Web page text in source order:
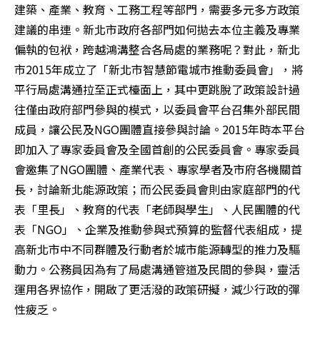
建築、產業、教育、工務工程等部門，需要多元多方政策
建議的串連。新北市政府各部門如何拋去本位主義及專業
偏執的包袱，跨越鴻溝整合各局處的業務呢？對此，新北
市2015年成立了「新北市智慧節電城市推動委員會」，將
平行局處溝通拉至正式檯面上，其中更跳脫了政策設計過
往僅由政府部門參與的模式，以委員會平台召集外部民間
成員，讓公民及NGO團體直接參與討論。2015年時本平台
即加入了專家委員會及全國首創的公民委員會。專家委員
會邀集了NGO團體、產業代表、專家學者及市府各機關首
長，討論新北能源政策；而公民委員會則由家庭部門的代
表「里長」、教育的代表「老師與學生」、人民團體的代
表「NGO」、企業及推動參與式預算的監督代表組成，提
高新北市中不同群體及行動者於城市能源轉型的推力及驅
動力。公務員因為有了局處溝通管道及民間的參與，靈活
運用各界協作，開啟了更活潑的政策研擬，減少行政的彈
性疲乏。